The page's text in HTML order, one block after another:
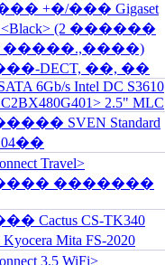
+�/��� Gigaset
<Black> (2 ������
�����.,����)
DECT, ��, ��
6Gb/s Intel DC S3610
2.5" MLC
SVEN Standard
Travel>
�������
CS-TK340
Mita FS-2020
3.5 WiFi>